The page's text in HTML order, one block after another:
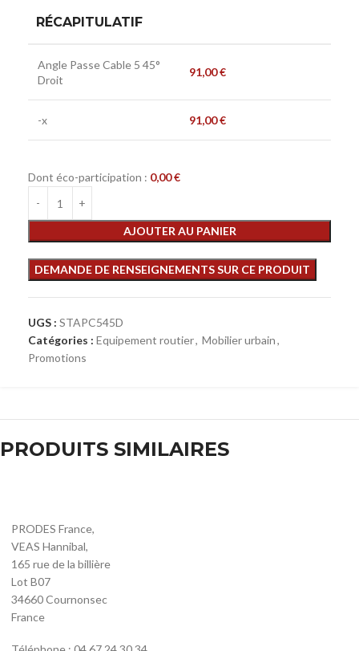
RÉCAPITULATIF
Angle Passe Cable 5 45°
Droit
91,00€
-x 91,00€
Dont éco-participation : 0,00€
AJOUTER AU PANIER
UGS : STAPC545D
Catégories : Equipement routier, Mobilier urbain,
Promotions
PRODUITS SIMILAIRES
PRODES France,
VEAS Hannibal,
165 rue de la billière
Lot B07
34660 Cournonsec
France